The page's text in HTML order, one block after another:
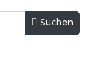
Suchen